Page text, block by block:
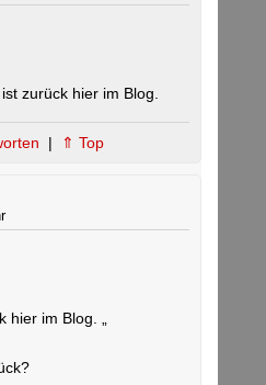
zurück hier im Blog.
| ⇑ Top
hier im Blog. „